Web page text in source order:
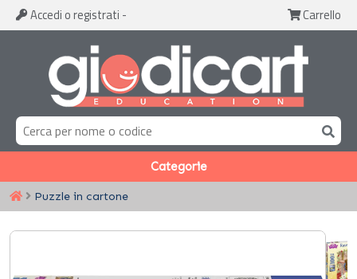
Accedi o registrati - Carrello
Categorie
Puzzle in cartone